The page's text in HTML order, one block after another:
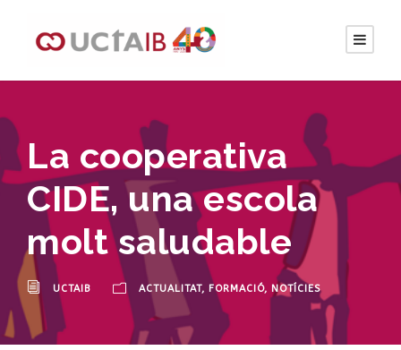
La cooperativa
CIDE, una escola
molt saludable
UCTAIB ACTUALITAT, FORMACIÓ, NOTÍCIES